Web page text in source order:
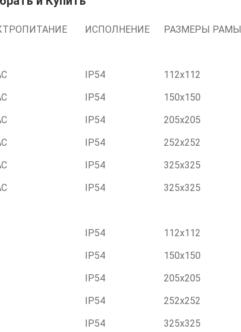
ИСПОЛНЕНИЕ РАЗМЕРЫ РАМЫ
IP54 112x112
IP54 150x150
IP54 205x205
IP54 252x252
IP54 325x325
IP54 325x325
IP54 112x112
IP54 150x150
IP54 205x205
IP54 252x252
IP54 325x325